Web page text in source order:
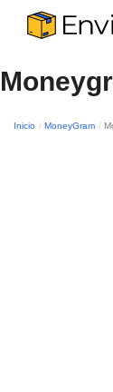
Inicio MoneyGram